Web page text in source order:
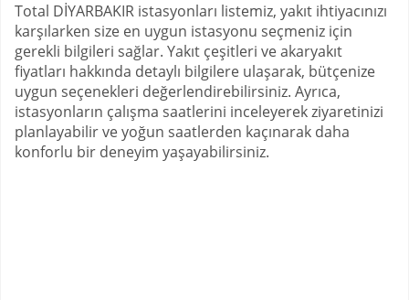
Total DİYARBAKIR istasyonları listemiz, yakıt ihtiyacınızı
karşılarken size en uygun istasyonu seçmeniz için
gerekli bilgileri sağlar. Yakıt çeşitleri ve akaryakıt
fiyatları hakkında detaylı bilgilere ulaşarak, bütçenize
uygun seçenekleri değerlendirebilirsiniz. Ayrıca,
istasyonların çalışma saatlerini inceleyerek ziyaretinizi
planlayabilir ve yoğun saatlerden kaçınarak daha
konforlu bir deneyim yaşayabilirsiniz.